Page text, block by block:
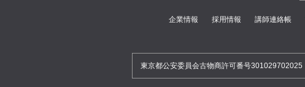
企業情報 採用情報 講師連絡帳
東京都公安委員会古物商許可番号301029702025